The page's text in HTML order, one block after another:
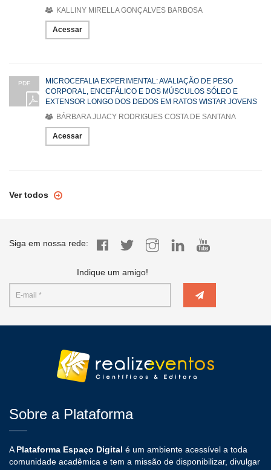
KALLINY MIRELLA GONÇALVES BARBOSA
Acessar
PDF
MICROCEFALIA EXPERIMENTAL: AVALIAÇÃO DE PESO
CORPORAL, ENCEFÁLICO E DOS MÚSCULOS SÓLEO E
EXTENSOR LONGO DOS DEDOS EM RATOS WISTAR JOVENS
BÁRBARA JUACY RODRIGUES COSTA DE SANTANA
Acessar
Ver todos
Siga em nossa rede:
Indique um amigo!
Sobre a Plataforma
A Plataforma Espaço Digital é um ambiente acessível a toda
comunidade acadêmica e tem a missão de disponibilizar, divulgar